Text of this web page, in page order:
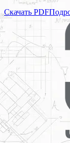
Скачать PDF